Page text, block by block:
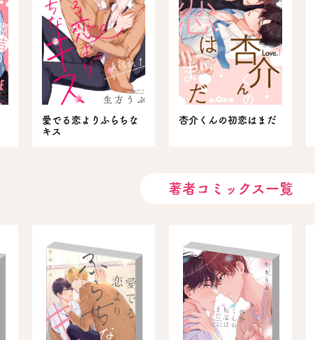
愛でる恋よりふらちな
キス
杏介くんの初恋はまだ
著者コミックス一覧